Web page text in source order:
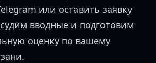
или оставить заявку
вводные и подготовим
оценку по вашему